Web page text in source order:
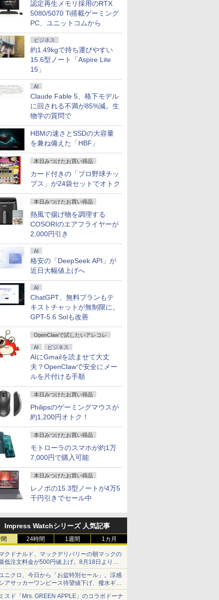
認定再生メモリ採用のRTX
5080/5070 Ti搭載ゲーミング
PC、ユニットコムから
ビジネス
約1.49kgで持ち運びやすい
15.6型ノート「Aspire Lite
15」
AI
Claude Fable 5、格下モデル
に回される不満が85%減。生
物学の質問で
HBMの速さとSSDの大容量
を兼ね備えた「HBF」
本日みつけたお買い得品
カード付きの「プロ野球チッ
プス」が24袋セットでオトク
本日みつけたお買い得品
熱風で揚げ物を調理する
COSORIのエアフライヤーが
2,000円引き
AI
格安の「DeepSeek API」が
近日大幅値上げへ
AI
ChatGPT、無料プランもテ
キストチャットが無制限に。
GPT-5.6 Solも改善
OpenClawで試したいアレコレ
AI ビジネス
AIにGmailを読ませて大丈
夫？OpenClawで安全にメー
ルを片付ける手順
本日みつけたお買い得品
Philipsのゲーミングマウスが
約1,200円オトク！
本日みつけたお買い得品
モトローラのスマホが約1万
7,000円で購入可能
本日みつけたお買い得品
レノボの15.3型ノートが4万5
千円引きでセール中
Impress Watchシリーズ 人気記事
24時間 1週間 1カ月
クドナルド、マックデリバリーの朝マックの
低注文料金が500円値上げ。8月18日より
円から受付
ニクロ、今日から「お盆特別セール」。涼感
アサッカーワンピース待望値下げ、撥水ギア
ョーツは1990円に
スド「Mrs. GREEN APPLE」のコラボドーナ
i5-1.6GHz
メモリ
フル
ンチ [訳あり品]
購入
MS Office 2024 H&B 搭
載｜中古ノートパソコン
Windows11 Office付｜テ
ンキー DVD 搭載｜Core
SSD 256GB｜店長厳選
Bluetooth Wi-Fi 無線｜
中古 パソコン 中古PC
Word Excel
￥29,800
Windows11搭載 14/15.6
インチ型ワイド液晶 フル
N3450 Core i5 i7 メモリ
SSD128GB~1TB WEBカ
メラ テンキー付き 大容量
￥34,680
】MINISFORUM BD895i SE/BD775i SE MiNi-ITX
ード 、AMD Ryzen 9 8945HX /Ryzen 7 7745HX、ゲー
、 DDR5+PCIe 4.0 SSDスロット、PCIe 5.0x16、M.2
Eスロット 、2.5G RJ45、HDMI2.1/DP1.4/USB-C 3画
アボーンキット
プレイ アイ・
タ LCD-
[液晶ディスプレ
/ブラック/5Y/3
ムレス]
7
Yoothi 互換品 液晶 14.0
インチ 富士通 FUJISTU
FMV LIFEBOOK WU2/J
FMVUH04002 対応 30ピ
ン 1920x1200 WUXGA
IPS LED LCD 液晶ディス
プレイ 修理交換用液晶パ
ネル
24G4/11 23.8インチ フル
HD 180Hz ゲーミングモ
ニター FastIPS
で音が聞ける!
ずかん 1000 英
7
送料無料【中古】アオア
シ 1〜40巻 までの全巻セ
ット ビッグコミックス 小
林有吾 小学館（青年コミ
ック）
継体天皇 六世紀に現れた
世襲王権の「始祖王」
（中公新書） [ 河内春人 ]